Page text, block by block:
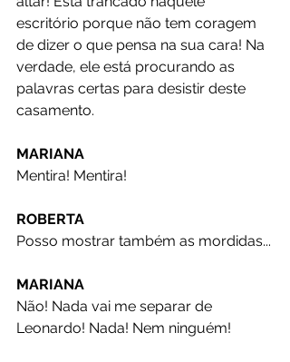
escritório porque não tem coragem
de dizer o que pensa na sua cara! Na
verdade, ele está procurando as
palavras certas para desistir deste
casamento.
MARIANA
Mentira! Mentira!
ROBERTA
Posso mostrar também as mordidas...
MARIANA
Não! Nada vai me separar de
Leonardo! Nada! Nem ninguém!